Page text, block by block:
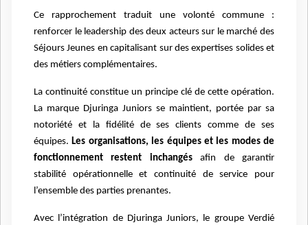
Ce rapprochement traduit une volonté commune :
renforcer le leadership des deux acteurs sur le marché des
Séjours Jeunes en capitalisant sur des expertises solides et
des métiers complémentaires.
La continuité constitue un principe clé de cette opération.
La marque Djuringa Juniors se maintient, portée par sa
notoriété et la fidélité de ses clients comme de ses
équipes. Les organisations, les équipes et les modes de
fonctionnement restent inchangésafin de garantir
stabilité opérationnelle et continuité de service pour
l’ensemble des parties prenantes.
Avec l’intégration de Djuringa Juniors, le groupe Verdié